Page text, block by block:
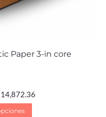
Paper 3-in core
14,872.36